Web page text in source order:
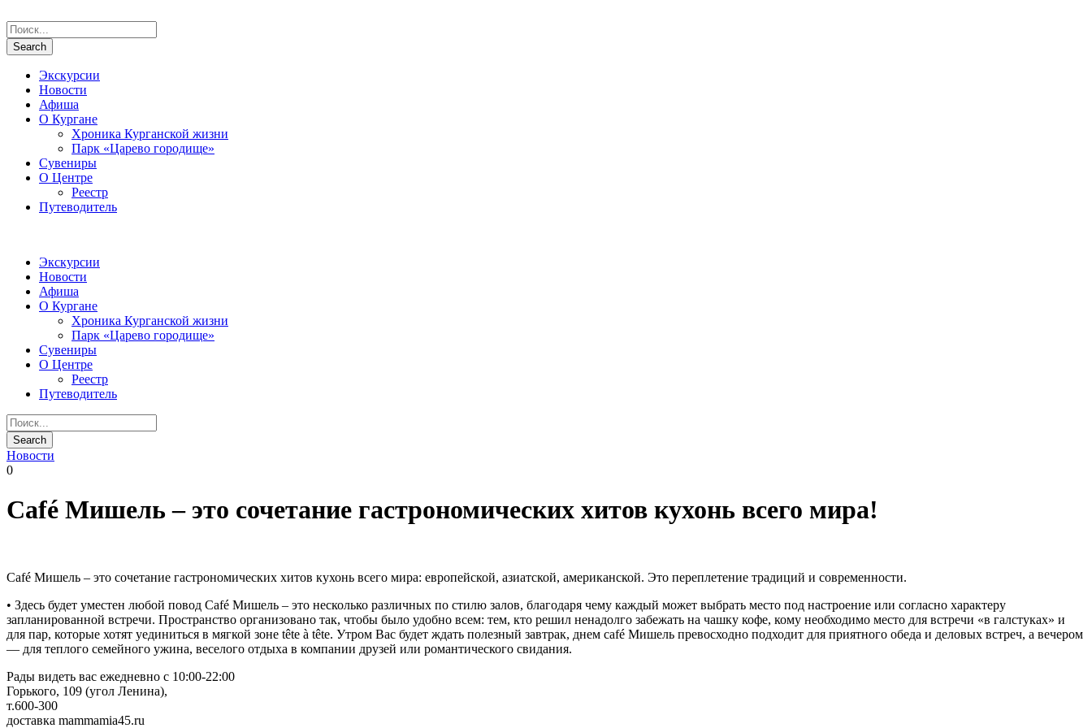
Экскурсии
Новости
Афиша
О Кургане
Хроника Курганской жизни
Парк «Царево городище»
Сувениры
О Центре
Реестр
Путеводитель
Экскурсии
Новости
Афиша
О Кургане
Хроника Курганской жизни
Парк «Царево городище»
Сувениры
О Центре
Реестр
Путеводитель
Новости
0
Café Мишель – это сочетание гастрономических хитов кухонь всего мира!
Café Мишель – это сочетание гастрономических хитов кухонь всего мира: европейской, азиатской, американской. Это переплетение традиций и современности.
• Здесь будет уместен любой повод Café Мишель – это несколько различных по стилю залов, благодаря чему каждый может выбрать место под настроение или согласно характеру
запланированной встречи. Пространство организовано так, чтобы было удобно всем: тем, кто решил ненадолго забежать на чашку кофе, кому необходимо место для встречи «в галстуках» и
для пар, которые хотят уединиться в мягкой зоне tête à tête. Утром Вас будет ждать полезный завтрак, днем сafé Мишель превосходно подходит для приятного обеда и деловых встреч, а вечером
— для теплого семейного ужина, веселого отдыха в компании друзей или романтического свидания.
Рады видеть вас ежедневно с 10:00-22:00
Горького, 109 (угол Ленина),
т.600-300
доставка mammamia45.ru